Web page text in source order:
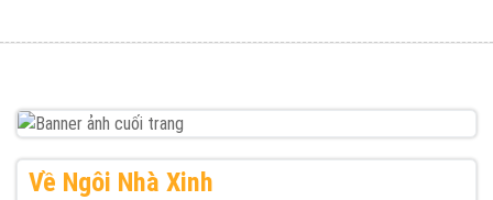
viết
Về Ngôi Nhà Xinh